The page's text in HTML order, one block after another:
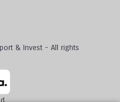
& Invest - All rights